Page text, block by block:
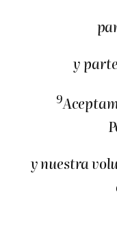
y
9
y nuestra